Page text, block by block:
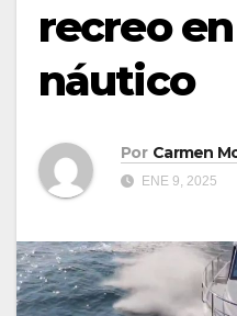
recreo
náutico
Por Carmen
ENE 9, 2025